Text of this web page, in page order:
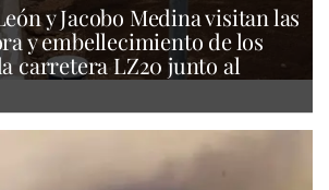
y Jacobo Medina visitan las
y embellecimiento de los
carretera LZ20 junto al